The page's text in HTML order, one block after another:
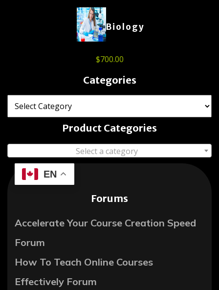
Biology
$700.00
Categories
Product Categories
Select a category
EN
Forums
Accelerate Your Course Creation Speed
Forum
How To Teach Online Courses
Effectively Forum